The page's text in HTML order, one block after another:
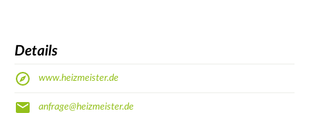
Details
www.heizmeister.de
anfrage@heizmeister.de